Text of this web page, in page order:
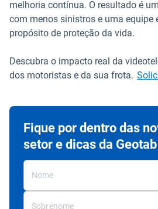
melhoria contínua. O resultado é
com menos sinistros e uma equipe
propósito de proteção da vida.
Descubra o impacto real da
dos motoristas e da sua frota.
Fique por dentro das
setor e dicas da Geotab